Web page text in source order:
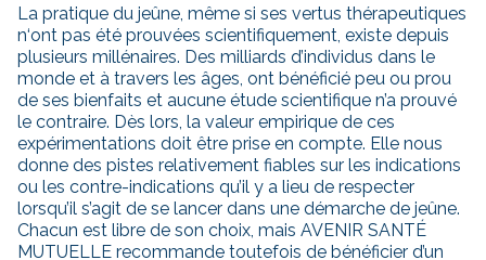
La pratique du jeûne, même si ses vertus thérapeutiques
n‘ont pas été prouvées scientifiquement, existe depuis
plusieurs millénaires. Des milliards d’individus dans le
monde et à travers les âges, ont bénéficié peu ou prou
de ses bienfaits et aucune étude scientifique n’a prouvé
le contraire. Dès lors, la valeur empirique de ces
expérimentations doit être prise en compte. Elle nous
donne des pistes relativement fiables sur les indications
ou les contre-indications qu’il y a lieu de respecter
lorsqu’il s’agit de se lancer dans une démarche de jeûne.
Chacun est libre de son choix, mais AVENIR SANTÉ
MUTUELLE recommande toutefois de bénéficier d’un